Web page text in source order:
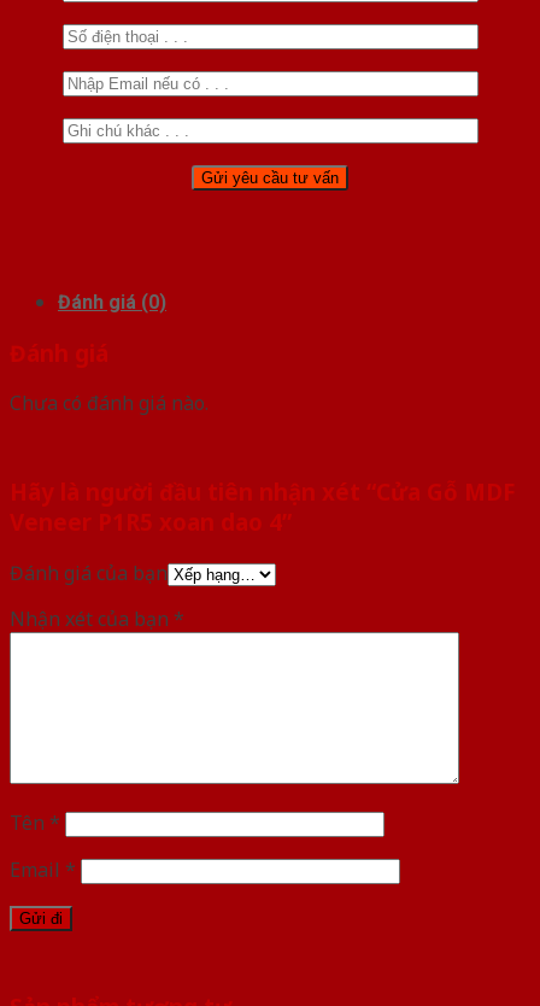
Đánh giá (0)
Đánh giá
Chưa có đánh giá nào.
Hãy là người đầu tiên nhận xét “Cửa Gỗ MDF
Veneer P1R5 xoan dao 4”
Đánh giá của bạn
Nhận xét của bạn *
Tên *
Email *